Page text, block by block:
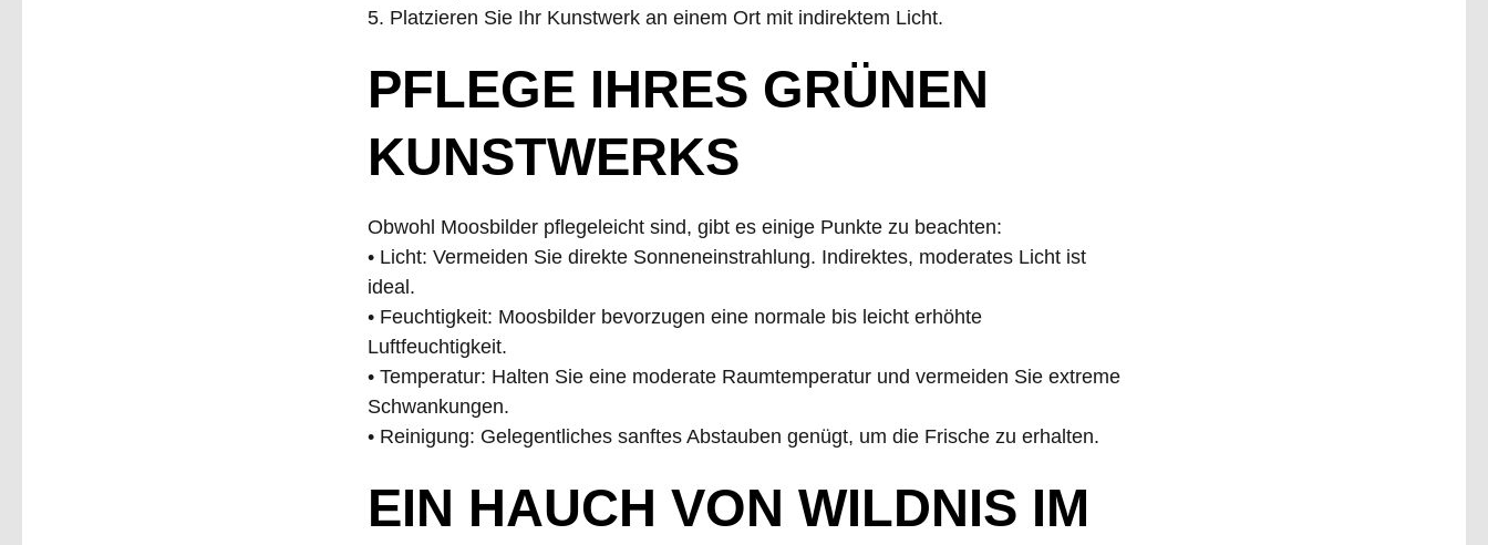
5. Platzieren Sie Ihr Kunstwerk an einem Ort mit indirektem Licht.
PFLEGE IHRES GRÜNEN
KUNSTWERKS
Obwohl Moosbilder pflegeleicht sind, gibt es einige Punkte zu beachten:
• Licht: Vermeiden Sie direkte Sonneneinstrahlung. Indirektes, moderates Licht ist
ideal.
• Feuchtigkeit: Moosbilder bevorzugen eine normale bis leicht erhöhte
Luftfeuchtigkeit.
• Temperatur: Halten Sie eine moderate Raumtemperatur und vermeiden Sie extreme
Schwankungen.
• Reinigung: Gelegentliches sanftes Abstauben genügt, um die Frische zu erhalten.
EIN HAUCH VON WILDNIS IM